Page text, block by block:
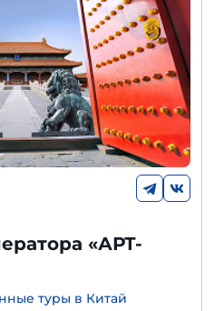
«АРТ-
туры в Китай